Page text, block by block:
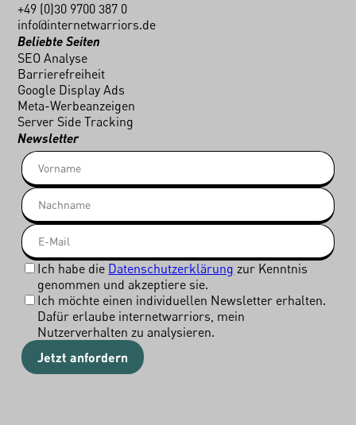
+49 (0)30 9700 387 0
info@internetwarriors.de
Beliebte Seiten
SEO Analyse
Barrierefreiheit
Google Display Ads
Meta-Werbeanzeigen
Server Side Tracking
Newsletter
Ich habe die Datenschutzerklärung zur Kenntnis
genommen und akzeptiere sie.
Ich möchte einen individuellen Newsletter erhalten.
Dafür erlaube internetwarriors, mein
Nutzerverhalten zu analysieren.
Jetzt anfordern